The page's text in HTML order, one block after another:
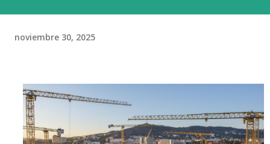
noviembre 30, 2025